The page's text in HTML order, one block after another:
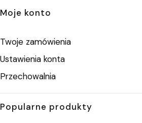
Moje konto
Twoje zamówienia
Ustawienia konta
Przechowalnia
Popularne produkty